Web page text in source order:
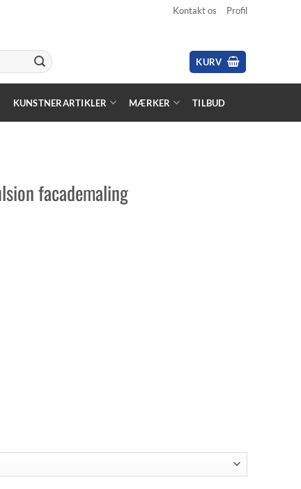
Kontakt os Profil
KURV
KUNSTNERARTIKLER MÆRKER TILBUD
facademaling